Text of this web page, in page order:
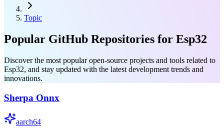
Topic
Popular GitHub Repositories for Esp32
Discover the most popular open-source projects and tools related to
Esp32, and stay updated with the latest development trends and
innovations.
Sherpa Onnx
aarch64